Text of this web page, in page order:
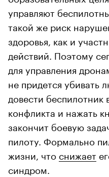
управляют
такой же риск
здоровья, как и
действий. Поэтому
для управления
не придется убивать
довести беспилотник
конфликта и нажать
закончит боевую
пилоту. Формально
жизни, что снижает
синдром.